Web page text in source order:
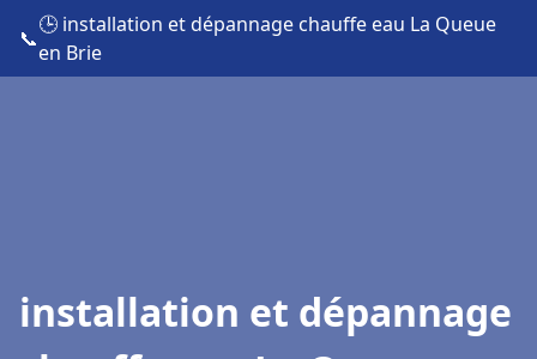
📞
🕒 installation et dépannage chauffe eau La Queue
en Brie
installation et dépannage